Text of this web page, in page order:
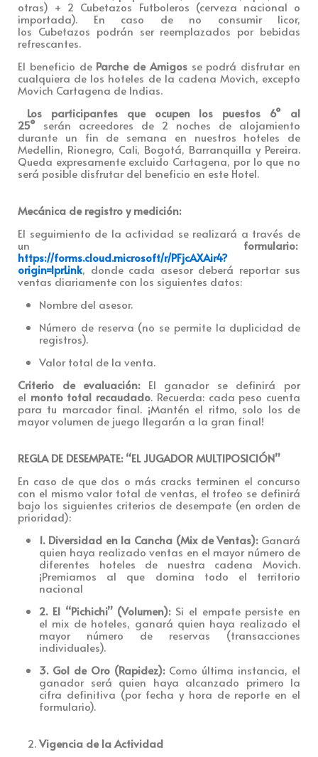
otras) + 2 Cubetazos Futboleros (cerveza nacional o
importada). En caso de no consumir licor,
los Cubetazos podrán ser reemplazados por bebidas
refrescantes.
El beneficio deParche de Amigos se podrá disfrutar en
cualquiera de los hoteles de la cadena Movich, excepto
Movich Cartagena de Indias.
Los participantes que ocupen los puestos 6° al
25° serán acreedores de 2 noches de alojamiento
durante un fin de semana en nuestros hoteles de
Medellin, Rionegro, Cali, Bogotá, Barranquilla y Pereira.
Queda expresamente excluido Cartagena, por lo que no
será posible disfrutar del beneficio en este Hotel.
Mecánica de registro y medición:
El seguimiento de la actividad se realizará a través de
un formulario:
https://forms.cloud.microsoft/r/PFjcAXAir4?
origin=lprLink, donde cada asesor deberá reportar sus
ventas diariamente con los siguientes datos:
Nombre del asesor.
Número de reserva (no se permite la duplicidad de
registros).
Valor total de la venta.
Criterio de evaluación:El ganador se definirá por
el monto total recaudado. Recuerda: cada peso cuenta
para tu marcador final. ¡Mantén el ritmo, solo los de
mayor volumen de juego llegarán a la gran final!
REGLA DE DESEMPATE: “EL JUGADOR MULTIPOSICIÓN”
En caso de que dos o más cracks terminen el concurso
con el mismo valor total de ventas, el trofeo se definirá
bajo los siguientes criterios de desempate (en orden de
prioridad):
1. Diversidad en la Cancha (Mix de Ventas):Ganará
quien haya realizado ventas en el mayor número de
diferentes hoteles de nuestra cadena Movich.
¡Premiamos al que domina todo el territorio
nacional
2. El “Pichichi” (Volumen):Si el empate persiste en
el mix de hoteles, ganará quien haya realizado el
mayor número de reservas (transacciones
individuales).
3. Gol de Oro (Rapidez):Como última instancia, el
ganador será quien haya alcanzado primero la
cifra definitiva (por fecha y hora de reporte en el
formulario).
Vigencia de la Actividad